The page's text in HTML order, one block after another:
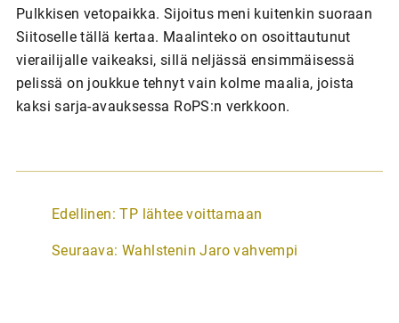
Pulkkisen vetopaikka. Sijoitus meni kuitenkin suoraan
Siitoselle tällä kertaa. Maalinteko on osoittautunut
vierailijalle vaikeaksi, sillä neljässä ensimmäisessä
pelissä on joukkue tehnyt vain kolme maalia, joista
kaksi sarja-avauksessa RoPS:n verkkoon.
A
t
Edellinen: TP lähtee voittamaan
Seuraava: Wahlstenin Jaro vahvempi